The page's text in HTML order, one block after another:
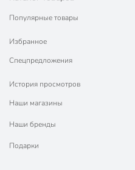
Популярные товары
Избранное
Спецпредложения
История просмотров
Наши магазины
Наши бренды
Подарки